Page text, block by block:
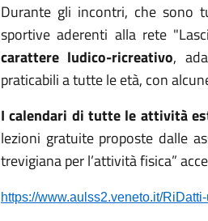
Durante gli incontri, che sono
sportive aderenti alla rete
carattere ludico-ricreativo,
praticabili a tutte le età, con
I calendari di tutte le attività
lezioni gratuite proposte dalle
trevigiana per l’attività fisica”
https://www.aulss2.veneto.it/